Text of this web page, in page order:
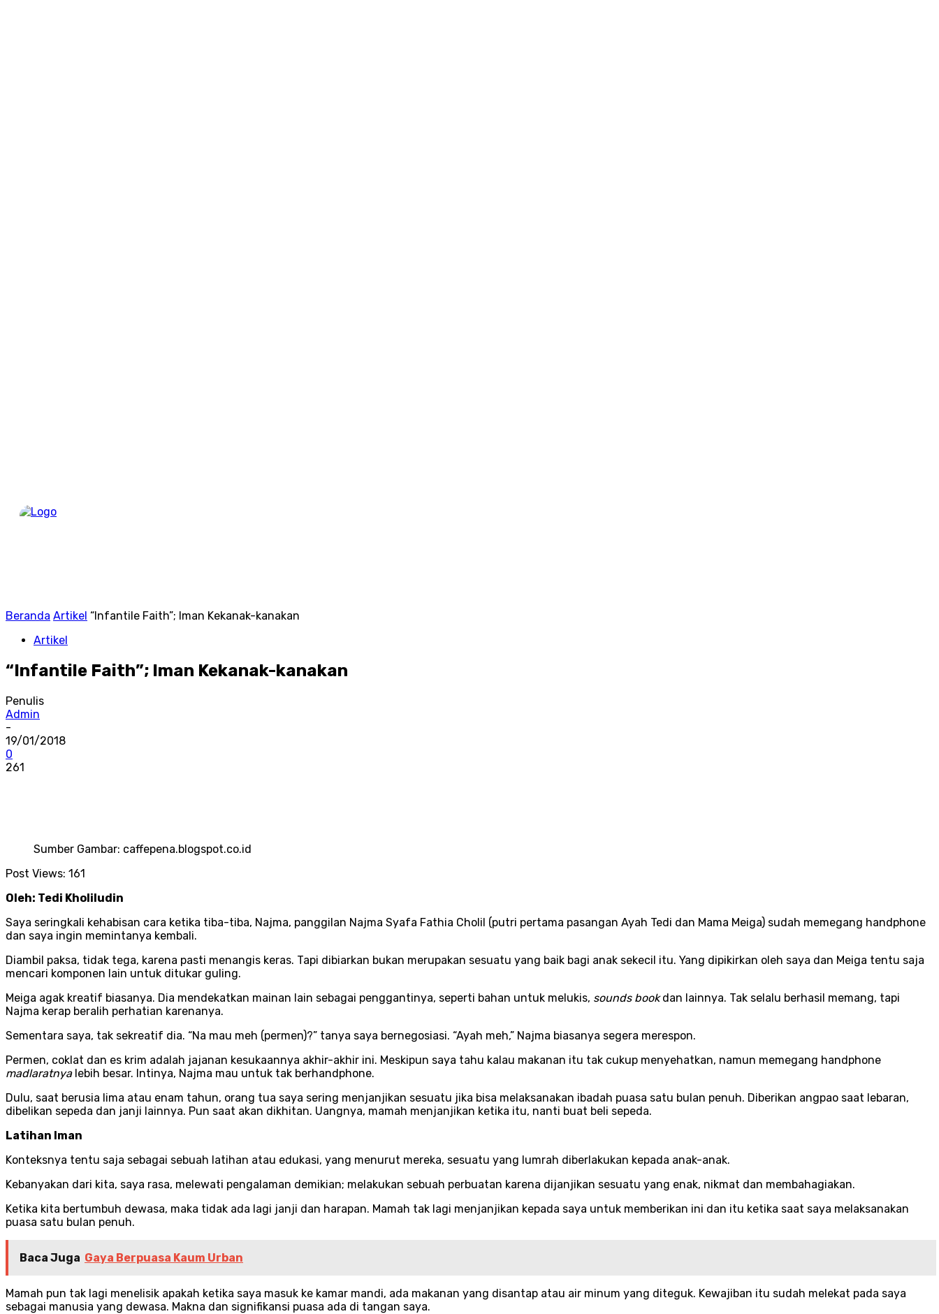
Beranda Artikel “Infantile Faith”; Iman Kekanak-kanakan
Artikel
“Infantile Faith”; Iman Kekanak-kanakan
Penulis
Admin
-
19/01/2018
0
261
Sumber Gambar: caffepena.blogspot.co.id
Post Views: 161
Oleh: Tedi Kholiludin
Saya seringkali kehabisan cara ketika tiba-tiba, Najma, panggilan Najma Syafa Fathia Cholil (putri pertama pasangan Ayah Tedi dan Mama Meiga) sudah memegang handphone
dan saya ingin memintanya kembali.
Diambil paksa, tidak tega, karena pasti menangis keras. Tapi dibiarkan bukan merupakan sesuatu yang baik bagi anak sekecil itu. Yang dipikirkan oleh saya dan Meiga tentu saja
mencari komponen lain untuk ditukar guling.
Meiga agak kreatif biasanya. Dia mendekatkan mainan lain sebagai penggantinya, seperti bahan untuk melukis, sounds bookdan lainnya. Tak selalu berhasil memang, tapi
Najma kerap beralih perhatian karenanya.
Sementara saya, tak sekreatif dia. “Na mau meh (permen)?” tanya saya bernegosiasi. “Ayah meh,” Najma biasanya segera merespon.
Permen, coklat dan es krim adalah jajanan kesukaannya akhir-akhir ini. Meskipun saya tahu kalau makanan itu tak cukup menyehatkan, namun memegang handphone
madlaratnya lebih besar. Intinya, Najma mau untuk tak berhandphone.
Dulu, saat berusia lima atau enam tahun, orang tua saya sering menjanjikan sesuatu jika bisa melaksanakan ibadah puasa satu bulan penuh. Diberikan angpao saat lebaran,
dibelikan sepeda dan janji lainnya. Pun saat akan dikhitan. Uangnya, mamah menjanjikan ketika itu, nanti buat beli sepeda.
Latihan Iman
Konteksnya tentu saja sebagai sebuah latihan atau edukasi, yang menurut mereka, sesuatu yang lumrah diberlakukan kepada anak-anak.
Kebanyakan dari kita, saya rasa, melewati pengalaman demikian; melakukan sebuah perbuatan karena dijanjikan sesuatu yang enak, nikmat dan membahagiakan.
Ketika kita bertumbuh dewasa, maka tidak ada lagi janji dan harapan. Mamah tak lagi menjanjikan kepada saya untuk memberikan ini dan itu ketika saat saya melaksanakan
puasa satu bulan penuh.
Baca Juga Gaya Berpuasa Kaum Urban
Mamah pun tak lagi menelisik apakah ketika saya masuk ke kamar mandi, ada makanan yang disantap atau air minum yang diteguk. Kewajiban itu sudah melekat pada saya
sebagai manusia yang dewasa. Makna dan signifikansi puasa ada di tangan saya.